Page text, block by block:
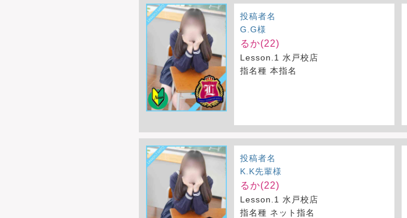
投稿者名
G.G様
るか(22)
Lesson.1 水戸校店
指名種 本指名
投稿者名
K.K先輩様
るか(22)
Lesson.1 水戸校店
指名種 ネット指名